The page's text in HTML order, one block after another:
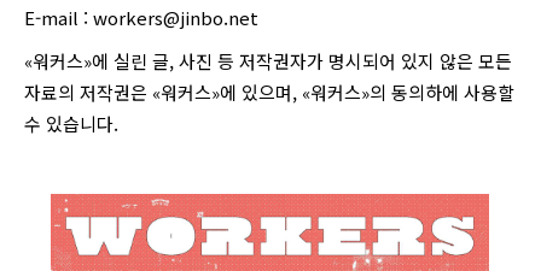
E-mail : workers@jinbo.net
«워커스»에 실린 글, 사진 등 저작권자가 명시되어 있지 않은 모든
자료의 저작권은 «워커스»에 있으며, «워커스»의 동의하에 사용할
수 있습니다.